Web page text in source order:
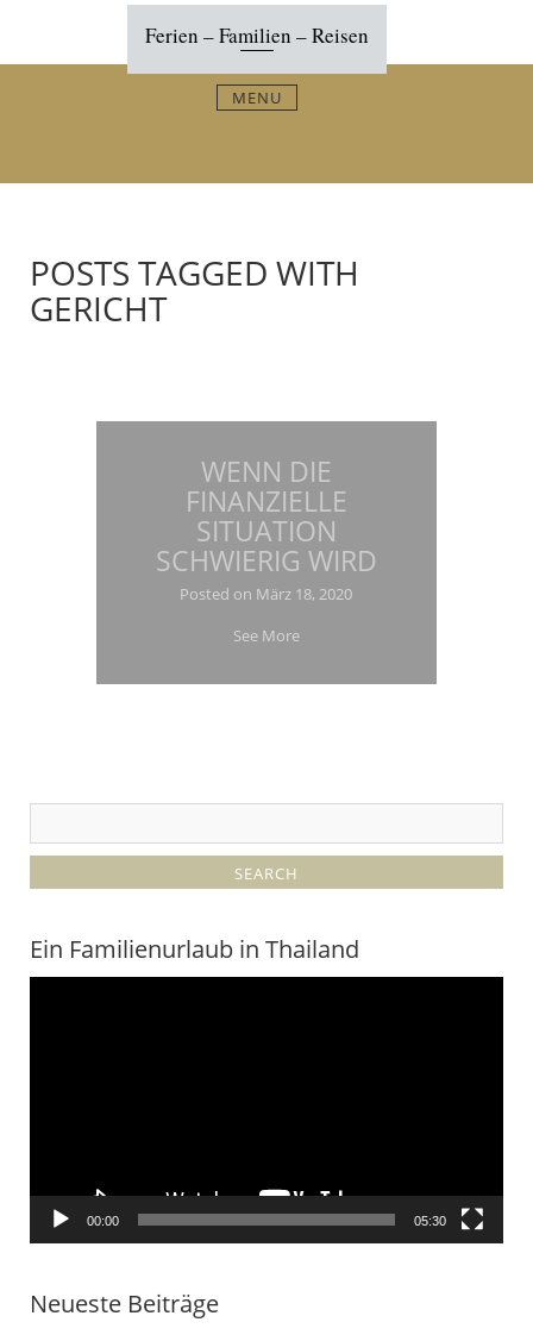
content
Ferien – Familien – Reisen
MENU
POSTS TAGGED WITH
GERICHT
WENN DIE
FINANZIELLE
SITUATION
SCHWIERIG WIRD
Posted on März 18, 2020
See More
Ein Familienurlaub in Thailand
00:00 05:30
Neueste Beiträge